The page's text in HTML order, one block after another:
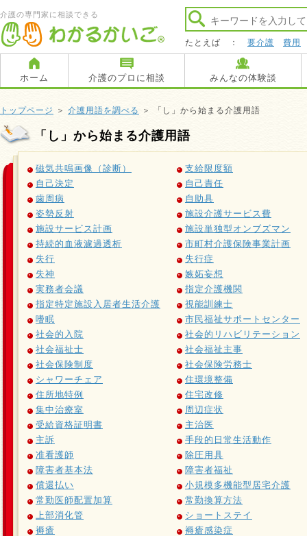
介護の専門家に相談できる
たとえば ： 要介護 費用
ホーム 介護のプロに相談 みんなの体験談
トップページ ＞ 介護用語を調べる ＞ 「し」から始まる介護用語
「し」から始まる介護用語
磁気共鳴画像（診断）
支給限度額
自己決定
自己責任
歯周病
自助具
姿勢反射
施設介護サービス費
施設サービス計画
施設単独型オンブズマン
持続的血液濾過透析
市町村介護保険事業計画
失行
失行症
失神
嫉妬妄想
実務者会議
指定介護機関
指定特定施設入居者生活介護
視能訓練士
嗜眠
市民福祉サポートセンター
社会的入院
社会的リハビリテーション
社会福祉士
社会福祉主事
社会保険制度
社会保険労務士
シャワーチェア
住環境整備
住所地特例
住宅改修
集中治療室
周辺症状
受給資格証明書
主治医
主訴
手段的日常生活動作
准看護師
除圧用具
障害者基本法
障害者福祉
償還払い
小規模多機能型居宅介護
常勤医師配置加算
常勤換算方法
上部消化管
ショートステイ
褥瘡
褥瘡感染症